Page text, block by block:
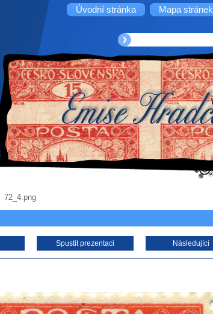
Úvodní stránka Mapa stránek
72_4.png
Spustit prezentaci Následující